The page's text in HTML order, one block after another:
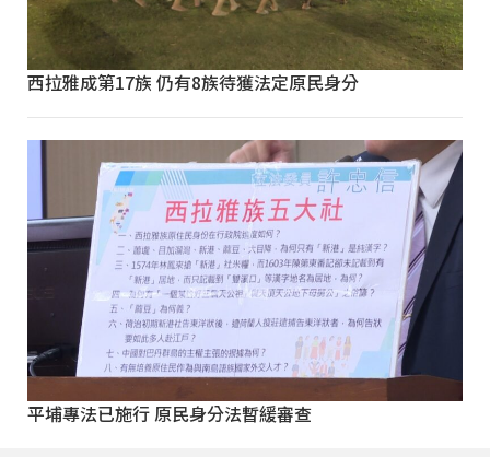
西拉雅成第17族 仍有8族待獲法定原民身分
平埔專法已施行 原民身分法暫緩審查